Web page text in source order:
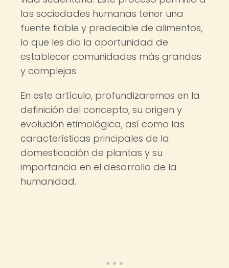
las sociedades humanas tener una
fuente fiable y predecible de alimentos,
lo que les dio la oportunidad de
establecer comunidades más grandes
y complejas.
En este artículo, profundizaremos en la
definición del concepto, su origen y
evolución etimológica, así como las
características principales de la
domesticación de plantas y su
importancia en el desarrollo de la
humanidad.